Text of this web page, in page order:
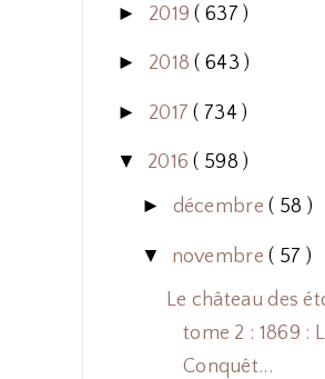
► 2019( 637 )
► 2018( 643 )
► 2017( 734 )
▼ 2016( 598 )
► décembre( 58 )
▼ novembre( 57 )
Le château des
tome 2 : 1869 :
Conquêt...